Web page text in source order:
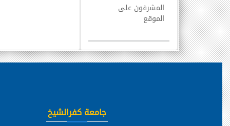
المشرفون على
الموقع
جامعة كفرالشيخ